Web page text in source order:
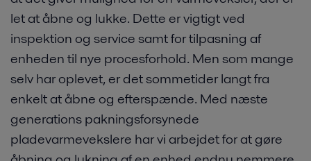
let at åbne og lukke. Dette er vigtigt ved
inspektion og service samt for tilpasning af
enheden til nye procesforhold. Men som mange
selv har oplevet, er det sommetider langt fra
enkelt at åbne og efterspænde. Med næste
generations pakningsforsynede
pladevarmevekslere har vi arbejdet for at gøre